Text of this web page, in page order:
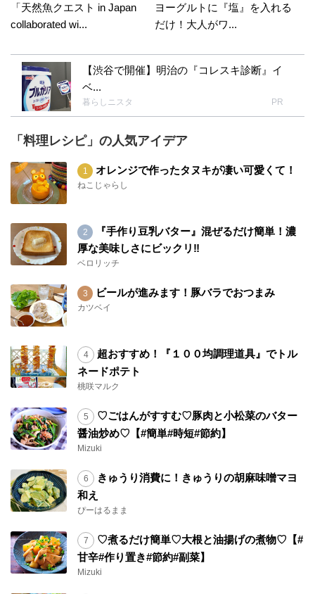
「天然魚クエスト in Japan
collaborated wi...
ヨーグルトに『塩』を入れる
だけ！大人がワ...
【渋谷で開催】明治の『コレスキ診断』イ
ベ...
暮らしニスタ PR
「料理レシピ」の人気アイデア
オレンジで作ったタヌキが凄い可愛くて！
ねこじゃらし
『手作り豆乳バター』混ぜるだけ簡単！濃
厚な美味しさにビックリ‼︎
ベロリッチ
ビールが進みます！豚バラでおつまみ
カツベイ
超おすすめ！『１００均調理道具』でトル
ネードポテト
桃咲マルク
♡ごはんがすすむ♡豚肉と小松菜のバター
醤油炒め♡【#簡単#時短#節約】
Mizuki
きゅうり消費に！きゅうりの胡麻味噌マヨ
和え
ぴーはるまま
♡煮るだけ簡単♡大根と油揚げの煮物♡【#
甘辛#作り置き#節約#副菜】
Mizuki